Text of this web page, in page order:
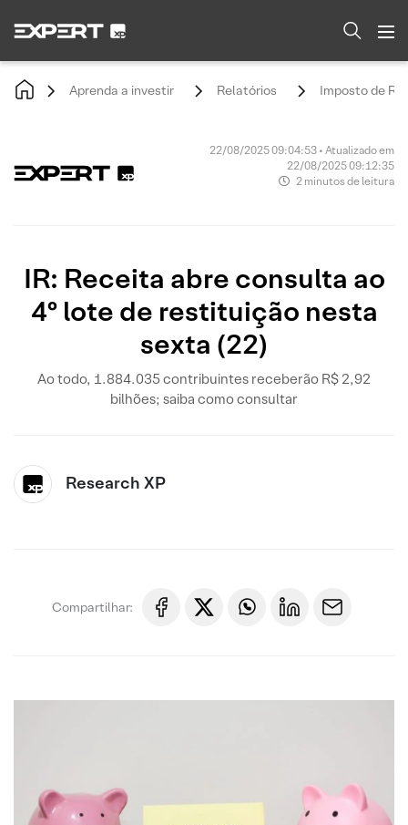
Aprenda a investir Relatórios Imposto de
22/08/2025 09:04:53 • Atualizado em
22/08/2025 09:12:35
2 minutos de leitura
IR: Receita abre consulta ao
4º lote de restituição nesta
sexta (22)
Ao todo, 1.884.035 contribuintes receberão R$ 2,92
bilhões; saiba como consultar
Research XP
Compartilhar: